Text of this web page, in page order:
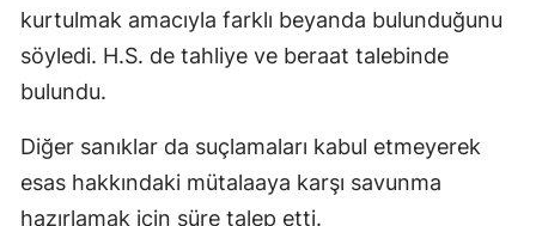
Sakarya
Sinop
kurtulmak amacıyla farklı beyanda bulunduğunu
söyledi. H.S. de tahliye ve beraat talebinde
bulundu.
Diğer sanıklar da suçlamaları kabul etmeyerek
esas hakkındaki mütalaaya karşı savunma
hazırlamak için süre talep etti.